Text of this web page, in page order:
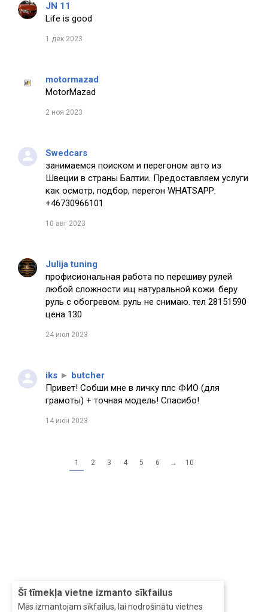
Šī tīmekļa vietne izmanto sīkfailus
Mēs izmantojam sīkfailus, lai nodrošinātu vietnes
JN 11
Life is good
1 дек 2023
motormazad
MotorMazad
2 ноя 2023
Swedcars
занимаемся поиском и перегоном авто из
Швеции в страны Балтии. Предоставляем услуги
как осмотр, подбор, перегон WHATSAPP:
+46730966101
10 авг 2023
Julija tuning
профисиональная работа по перешиву рулей
любой сложности ищ натуральной кожи. беру
руль с обогревом. руль не снимаю. тел 28151590
цена 130
24 июл 2023
iks ► butcher
Привет! Собши мне в личку плс ФИО (для
грамоты) + точная модель! Спасибо!
14 июн 2023
1 2 3 4 5 6 → 10